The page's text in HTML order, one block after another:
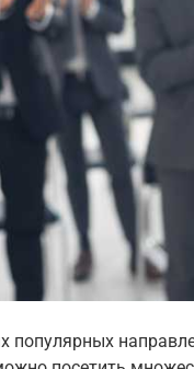
популярных